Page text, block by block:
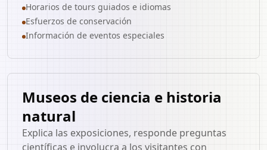
Horarios de tours guiados e idiomas
Esfuerzos de conservación
Información de eventos especiales
Museos de ciencia e historia
natural
Explica las exposiciones, responde preguntas
científicas e involucra a los visitantes con